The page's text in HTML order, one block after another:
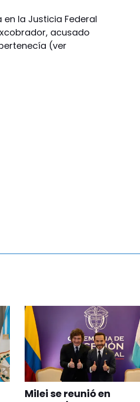
la Justicia Federal
acusado
(ver
Milei se reunió en